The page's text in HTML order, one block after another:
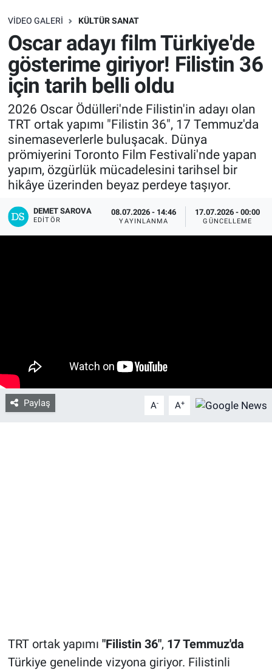
VIDEO GALERI KÜLTÜR SANAT
Oscar adayı film Türkiye'de
gösterime giriyor! Filistin 36
için tarih belli oldu
2026 Oscar Ödülleri'nde Filistin'in adayı olan
TRT ortak yapımı "Filistin 36", 17 Temmuz'da
sinemaseverlerle buluşacak. Dünya
prömiyerini Toronto Film Festivali'nde yapan
yapım, özgürlük mücadelesini tarihsel bir
hikâye üzerinden beyaz perdeye taşıyor.
DEMET SAROVA
EDITÖR
08.07.2026 - 14:46
YAYINLANMA
17.07.2026 - 00:00
GÜNCELLEME
Paylaş A- A+
TRT ortak yapımı "Filistin 36", 17 Temmuz'da
Türkiye genelinde vizyona giriyor. Filistinli
SAĞLIK
EKONOMİ
EĞİTİM
ÖZEL HABER
Keşfet
ASTROLOJİ
MANŞET
RESMİ İLANLAR
Yaşam
Gözden Kaçmasın